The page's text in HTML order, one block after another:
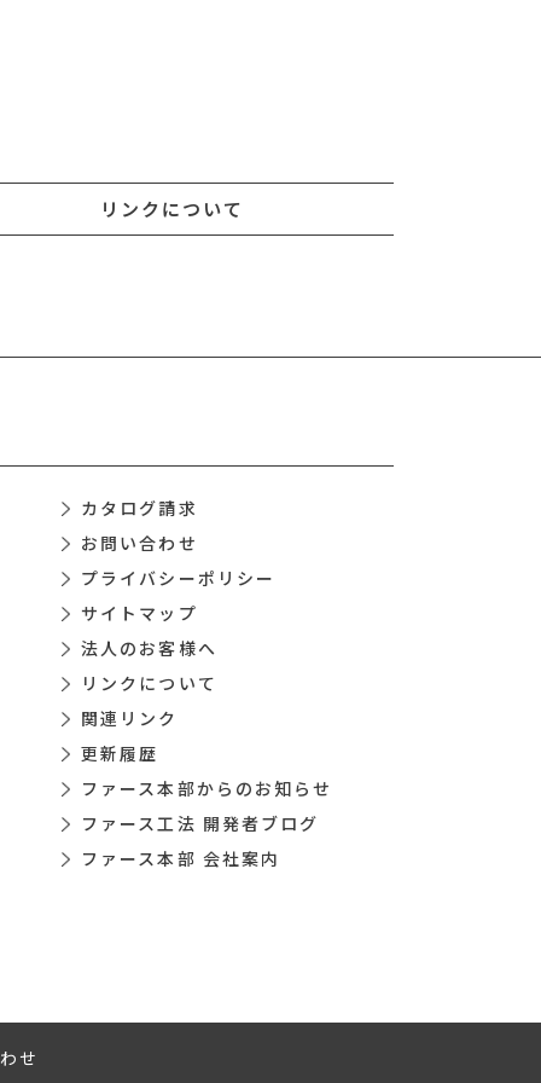
リンクについて
カタログ請求
お問い合わせ
プライバシーポリシー
サイトマップ
法人のお客様へ
リンクについて
関連リンク
更新履歴
ファース本部からのお知らせ
ファース工法 開発者ブログ
ファース本部 会社案内
せ